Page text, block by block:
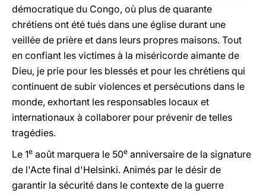
démocratique du Congo, où plus de quarante
chrétiens ont été tués dans une église durant une
veillée de prière et dans leurs propres maisons. Tout
en confiant les victimes à la miséricorde aimante de
Dieu, je prie pour les blessés et pour les chrétiens qui
continuent de subir violences et persécutions dans le
monde, exhortant les responsables locaux et
internationaux à collaborer pour prévenir de telles
tragédies.
Le 1e août marquera le 50e anniversaire de la signature
de l'Acte final d'Helsinki. Animés par le désir de
garantir la sécurité dans le contexte de la guerre